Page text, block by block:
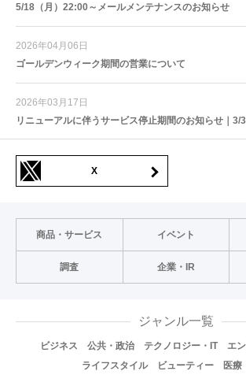
5/18（月）22:00～メールメンテナンスのお知らせ
2026年04月06日
ゴールデンウィーク期間の営業について
2026年03月17日
リニューアルに伴うサービス停止期間のお知らせ｜3/
X
商品・サービス イベント
調査 企業・IR
ジャンル一覧
ビジネス 公共・政治 テクノロジー・IT エ
ライフスタイル
ビューティー 医療